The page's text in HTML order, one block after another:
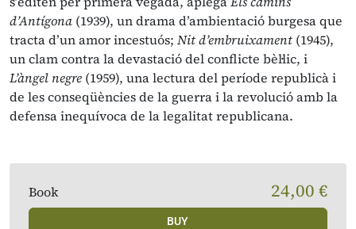
d’Antígona (1939), un drama d’ambientació burgesa que
tracta d’un amor incestuós; Nit d’embruixament (1945),
un clam contra la devastació del conflicte bèl·lic, i
L’àngel negre (1959), una lectura del període republicà i
de les conseqüències de la guerra i la revolució amb la
defensa inequívoca de la legalitat republicana.
Book 24,00 €
BUY